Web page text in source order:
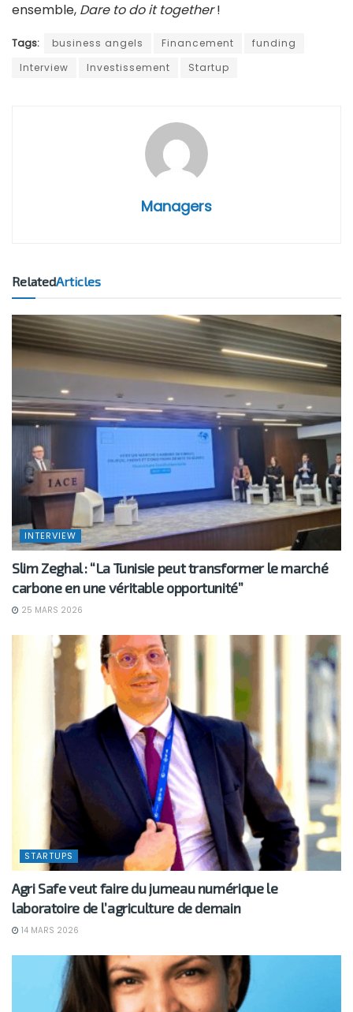
ensemble, Dare to do it together!
Tags: business angels Financement
funding
Interview
Investissement Startup
Managers
RelatedArticles
INTERVIEW
Slim Zeghal : “La Tunisie peut transformer le marché
carbone en une véritable opportunité”
25 MARS 2026
STARTUPS
Agri Safe veut faire du jumeau numérique le
laboratoire de l’agriculture de demain
14 MARS 2026